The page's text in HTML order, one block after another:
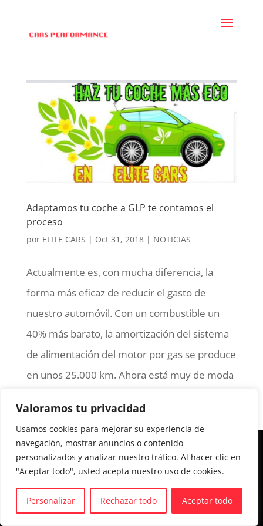
Valoramos tu privacidad
Usamos cookies para mejorar su experiencia de
navegación, mostrar anuncios o contenido
personalizados y analizar nuestro tráfico. Al hacer clic en
"Aceptar todo", usted acepta nuestro uso de cookies.
Personalizar Rechazar todo Aceptar todo
Adaptamos tu coche a GLP te contamos el
proceso
por ELITE CARS | Oct 31, 2018| NOTICIAS
Actualmente es, con mucha diferencia, la
forma más eficaz de reducir el gasto de
nuestro automóvil. Con un combustible un
40% más barato, la amortización del sistema
de alimentación del motor por gas se produce
en unos 25.000 km. Ahora está muy de moda
Aviso legal y Política de privacidad
Política de cookies